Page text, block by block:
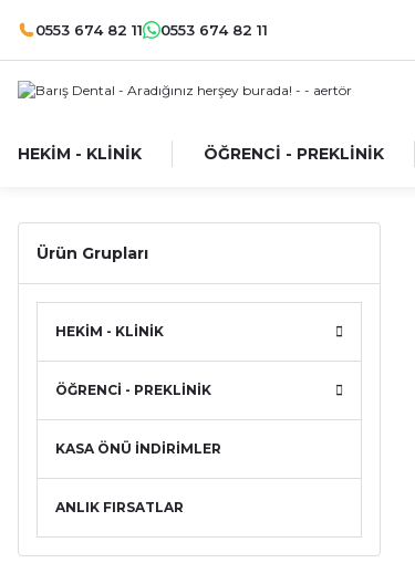
0553 674 82 11 0553 674 82 11
HEKİM - KLİNİK ÖĞRENCİ - PREKLİNİK
Ürün Grupları
HEKİM - KLİNİK
ÖĞRENCİ - PREKLİNİK
KASA ÖNÜ İNDİRİMLER
ANLIK FIRSATLAR